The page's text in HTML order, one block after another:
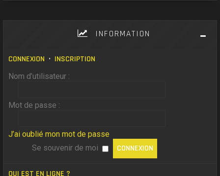
INFORMATION
CONNEXION • INSCRIPTION
Nom d’utilisateur :
Mot de passe :
J’ai oublié mon mot de passe
Se souvenir de moi
QUI EST EN LIGNE ?